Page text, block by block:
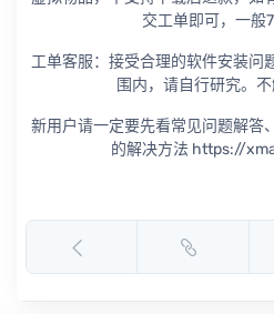
交工单即可，一般
工单客服：接受合理的软件安装问
围内，请自行研究。不
新用户请一定要先看常见问题解答
的解决方法 https://